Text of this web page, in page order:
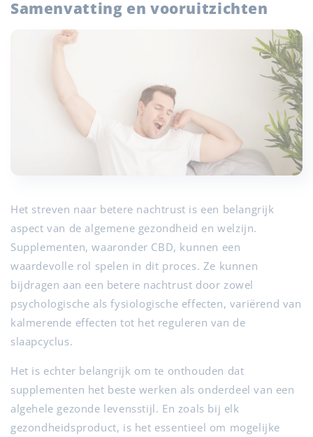
Samenvatting en vooruitzichten
Het streven naar betere nachtrust is een belangrijk
aspect van de algemene gezondheid en welzijn.
Supplementen, waaronder CBD, kunnen een
waardevolle rol spelen in dit proces. Ze kunnen
bijdragen aan een betere nachtrust door zowel
psychologische als fysiologische effecten, variërend van
kalmerende effecten tot het reguleren van de
slaapcyclus.
Het is echter belangrijk om te onthouden dat
supplementen het beste werken als onderdeel van een
algehele gezonde levensstijl. En zoals bij elk
gezondheidsproduct, is het essentieel om mogelijke